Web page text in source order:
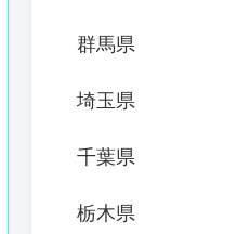
群馬県
埼玉県
千葉県
栃木県